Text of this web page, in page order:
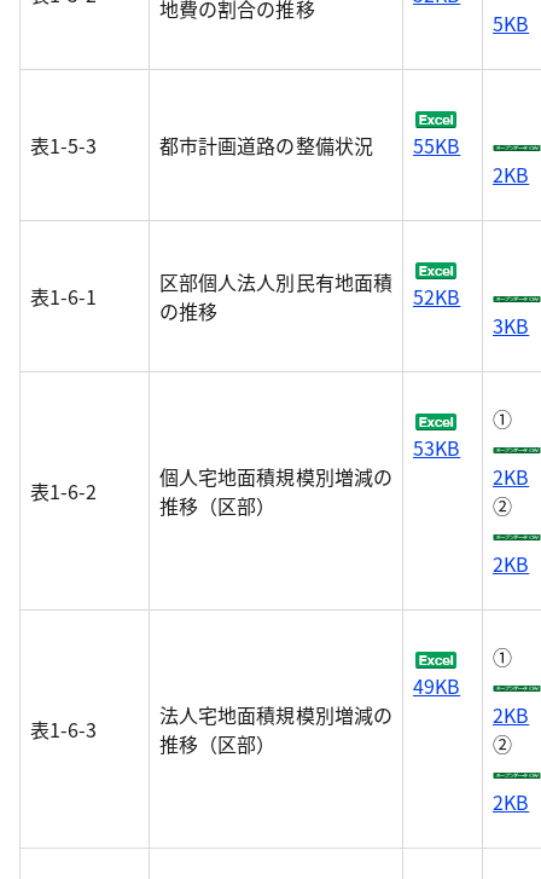
地費の割合の推移
5KB
表1-5-3 都市計画道路の整備状況
55KB
2KB
表1-6-1
区部個人法人別民有地面積
の推移
52KB
3KB
表1-6-2
個人宅地面積規模別増減の
推移（区部）
53KB
①
2KB
②
2KB
表1-6-3
法人宅地面積規模別増減の
推移（区部）
49KB
①
2KB
②
2KB